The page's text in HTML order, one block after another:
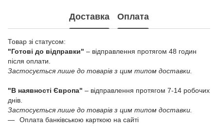
Доставка Оплата
Товар зі статусом:
"Готові до відправки" – відправлення протягом 48 годин
після оплати.
Застосується лише до товарів з цим типом доставки.
"В наявності Європа" – відправлення протягом 7-14 робочих
днів.
Застосується лише до товарів з цим типом доставки.
Оплата банківською карткою на сайті